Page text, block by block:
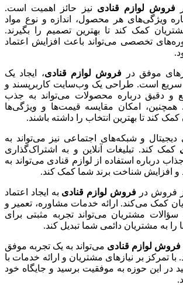
فروش لوازم قنادی نیز حائز اهمیت است.
ویژگی‌های هر محصول، اندازه و نوع مواد
کمک کند تا بهترین تصمیم را بگیرند.
تخصصی می‌تواند باعث افزایش اعتماد
موفق در فروش لوازم قنادی، ایجاد یک
سریع است. طراحی یک وب‌سایت کاربرپسند و
و دقیق درباره محصولات می‌تواند به جذب
امکان مقایسه قیمت‌ها و ویژگی‌ها
کند تا بهترین انتخاب را داشته باشند.
دیجیتال و شبکه‌های اجتماعی نیز می‌تواند به
کمک کند. تبلیغات آنلاین و به اشتراک‌گذاری
درباره استفاده از لوازم قنادی می‌تواند به
افزایش شناخت برند شما کمک کند.
فروش در فروش لوازم قنادی به ایجاد اعتماد
کمک می‌کند. ارائه خدمات مشاوره، تعمیر و
مشتریان می‌تواند تجربه مثبتی برای
را به مشتریان دائمی شما تبدیل کند.
فروش لوازم قنادی می‌تواند به یک تجربه موفق
تمرکز بر نیازهای مشتریان و ارائه خدمات با
در این حوزه به موفقیت برسید و جایگاه خود